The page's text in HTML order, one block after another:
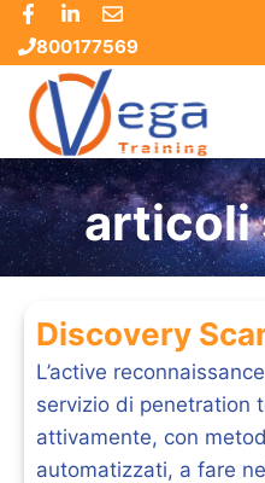
Vai
contenuto
800177569
articoli
Discovery
L’active
servizio di penetration
attivamente, con
automatizzati, a fare